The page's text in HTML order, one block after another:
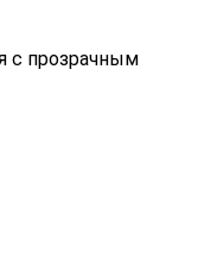
с прозрачным